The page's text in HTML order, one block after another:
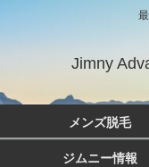
Jimny
メンズ脱毛
ジムニー情報